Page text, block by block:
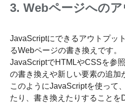
3. Webページへの
JavaScriptにできるアウトプッ
るWebページの書き換えです。
JavaScriptでHTMLやCSSを参
の書き換えや新しい要素の追加
このようにJavaScriptを使って
たり、書き換えたりすることを